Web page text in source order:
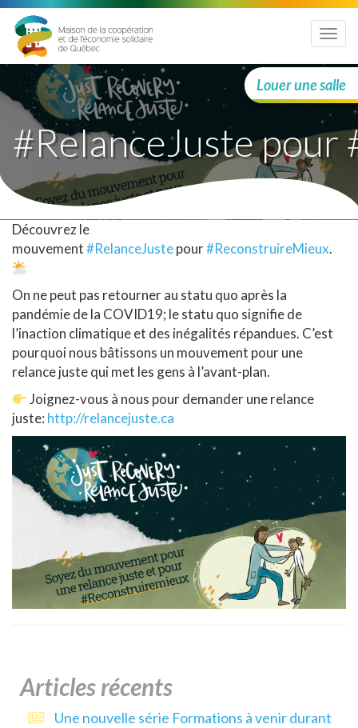
Menu
Louer une salle
#RelanceJuste
Découvrez le
mouvement#RelanceJustepour#ReconstruireMieux.
On ne peut pas retourner au statu quo après la
pandémie de la COVID19; le statu quo signifie de
l’inaction climatique et des inégalités répandues. C’est
pourquoi nous bâtissons un mouvement pour une
relance juste qui met les gens à l’avant-plan.
Joignez-vous à nous pour demander une relance
juste: http://relancejuste.ca
Articles récents
Une nouvelle série Formations à venir durant